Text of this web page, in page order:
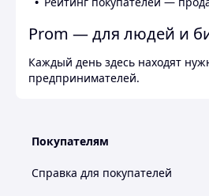
Prom — для людей и
Каждый день здесь находят
предпринимателей.
Покупателям
Справка для покупателей